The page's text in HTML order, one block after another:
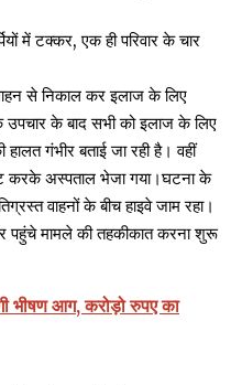
में टक्कर, एक ही परिवार के चार
से निकाल कर इलाज के लिए
उपचार के बाद सभी को इलाज के लिए
गंभीर बताई जा रही है। वहीं
करके अस्पताल भेजा गया।घटना के
वाहनों के बीच हाइवे जाम रहा।
पहुंचे मामले की तहकीकात करना शुरू
भीषण आग, करोड़ो रुपए का